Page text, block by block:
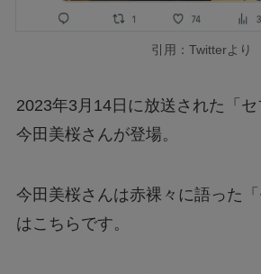
引用：Twitterより
2023年3月14日に放送された「
今田美桜さんが登場。
今田美桜さんは赤裸々に語った「
はこちらです。